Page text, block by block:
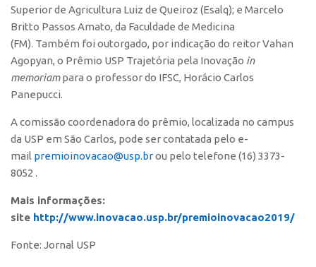
Formas de Proteção
Patentes
Marcas
Softwares
Buscar Anterioridade
Portal do Inventor
VPI – Vocação para Inovação
Patrimônio Genético
Superior de Agricultura Luiz de Queiroz (Esalq); e Marcelo
Britto Passos Amato, da Faculdade de Medicina
(FM). Também foi outorgado, por indicação do reitor Vahan
Agopyan, o Prêmio USP Trajetória pela Inovação in
memoriampara o professor do IFSC, Horácio Carlos
Panepucci.
A comissão coordenadora do prêmio, localizada no campus
da USP em São Carlos, pode ser contatada pelo e-
mail premioinovacao@usp.brou pelo telefone (16) 3373-
8052 .
Mais informações:
site http://www.inovacao.usp.br/premioinovacao2019/
Fonte: Jornal USP